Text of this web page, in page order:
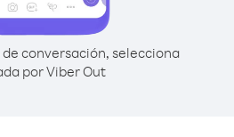
conversación, selecciona
por Viber Out